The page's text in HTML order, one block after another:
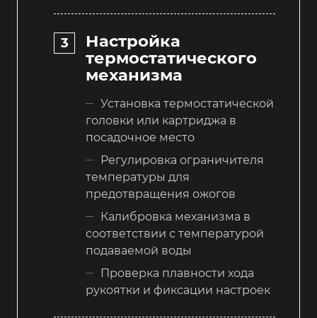
Настройка
термостатического
механизма
Установка термостатической
головки или картриджа в
посадочное место
Регулировка ограничителя
температуры для
предотвращения ожогов
Калибровка механизма в
соответствии с температурой
подаваемой воды
Проверка плавности хода
рукоятки и фиксации настроек